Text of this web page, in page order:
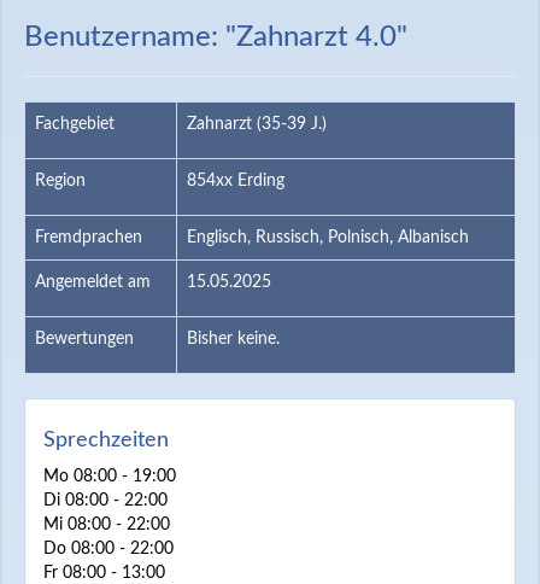
Benutzername: "Zahnarzt 4.0"
Fachgebiet Zahnarzt (35-39 J.)
Region 854xx Erding
Fremdprachen Englisch, Russisch, Polnisch, Albanisch
Angemeldet am 15.05.2025
Bewertungen Bisher keine.
Sprechzeiten
Mo 08:00 - 19:00
Di 08:00 - 22:00
Mi 08:00 - 22:00
Do 08:00 - 22:00
Fr 08:00 - 13:00